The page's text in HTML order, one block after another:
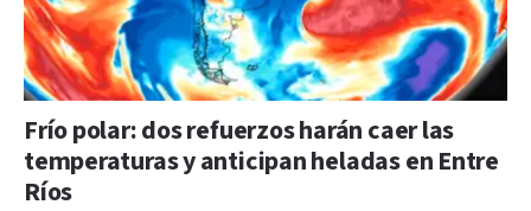
Frío polar: dos refuerzos harán caer las
temperaturas y anticipan heladas en Entre
Ríos